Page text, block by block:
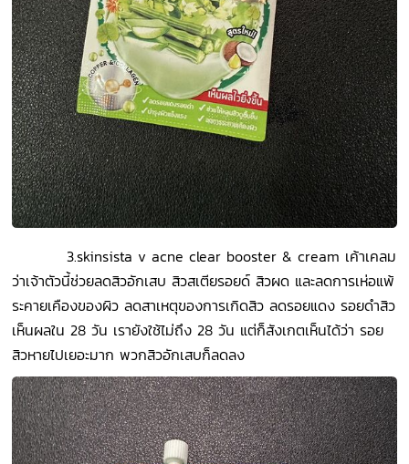
3.skinsista v acne clear booster & cream เค้าเคลม
ว่าเจ้าตัวนี้ช่วยลดสิวอักเสบ สิวสเตียรอยด์ สิวผด และลดการเห่อแพ้
ระคายเคืองของผิว ลดสาเหตุของการเกิดสิว ลดรอยแดง รอยดำสิว
เห็นผลใน 28 วัน เรายังใช้ไม่ถึง 28 วัน แต่ก็สังเกตเห็นได้ว่า รอย
สิวหายไปเยอะมาก พวกสิวอักเสบก็ลดลง